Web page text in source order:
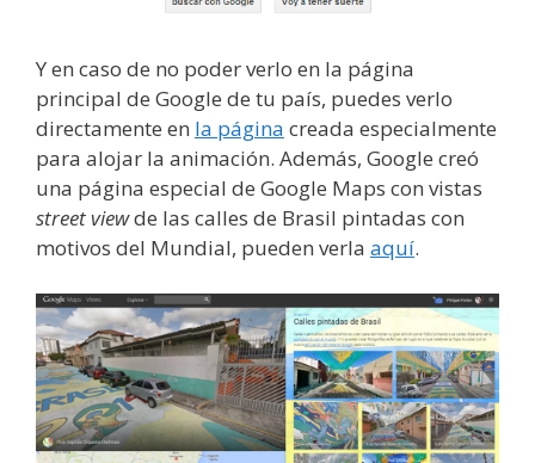
Y en caso de no poder verlo en la página
principal de Google de tu país, puedes verlo
directamente en la página creada especialmente
para alojar la animación. Además, Google creó
una página especial de Google Maps con vistas
street viewde las calles de Brasil pintadas con
motivos del Mundial, pueden verla aquí.